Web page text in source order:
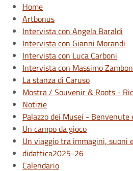
Home
Artbonus
Intervista con Angela Baraldi
Intervista con Gianni Morandi
Intervista con Luca Carboni
Intervista con Massimo
La stanza di Caruso
Mostra / Souvenir & Roots -
Notizie
Palazzo dei Musei - Benvenute
Un campo da gioco
Un viaggio tra immagini, suoni
didattica2025-26
Calendario